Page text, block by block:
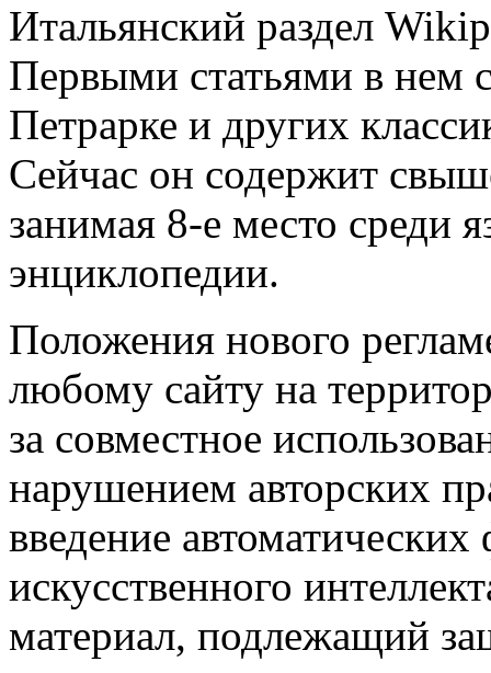
Итальянский раздел
Первыми статьями в нем
Петрарке и других
Сейчас он содержит
занимая 8-е место среди
энциклопедии.
Положения нового
любому сайту на
за совместное
нарушением авторских
введение
искусственного
материал, подлежащий